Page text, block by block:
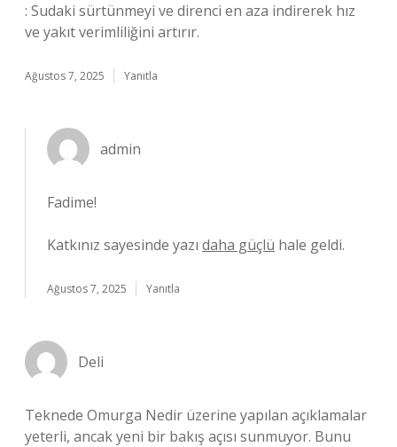
: Sudaki sürtünmeyi ve direnci en aza indirerek hız
ve yakıt verimliliğini artırır.
Ağustos 7, 2025 Yanıtla
admin
Fadime!
Katkınız sayesinde yazı daha güçlü hale geldi.
Ağustos 7, 2025 Yanıtla
Deli
Teknede Omurga Nedir üzerine yapılan açıklamalar
yeterli, ancak yeni bir bakış açısı sunmuyor. Bunu